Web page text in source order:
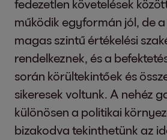
fedezetlen követelések
működik egyformán jól, de
magas szintű értékelési
rendelkeznek, és a
során körültekintőek és
sikeresek voltunk. A nehéz
különösen a politikai
bizakodva tekinthetünk az